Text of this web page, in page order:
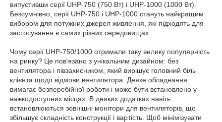
випустивши серії UHP-750 (750 Вт) і UHP-1000 (1000 Вт).
Безсумнівно, серії UHP-750 і UHP-1000 стануть найкращим
вибором для потужних джерел живлення, які підходять для
застосування в самих різних середовищах.
Чому серії UHP-750/1000 отримали таку велику популярність
на ринку? Це пов'язано з унікальним дизайном: без
вентилятора і півзахисником, який вирішує головний біль
клієнта щодо відмови вентилятора. Деяке обладнання
вимагає безперебійної роботи і може бути встановлено у
важкодоступних місцях. В деяких додатках навіть
встановлюються зовнішні монітори для вентиляторів, що
збільшує складність конструкції і вартість. Щоб мінімізувати